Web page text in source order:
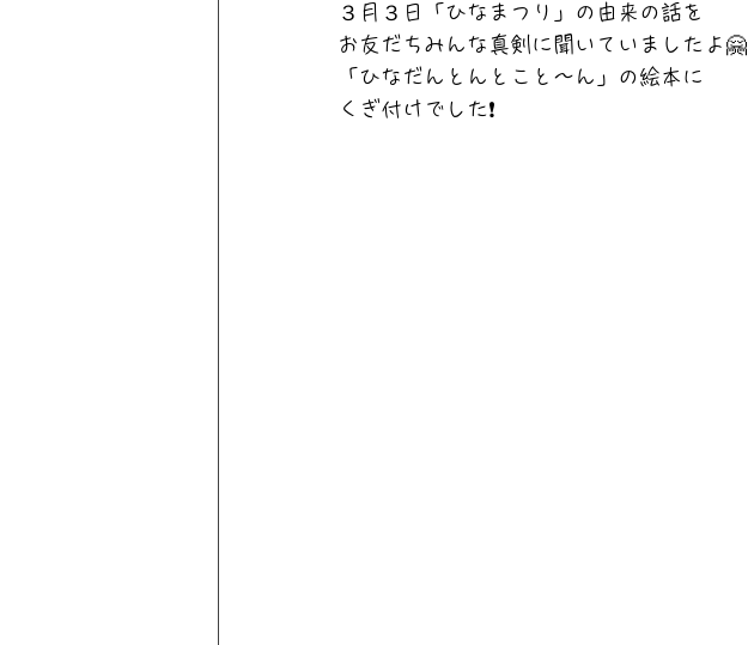
３月３日「ひなまつり」の由来の話を
お友だちみんな真剣に聞いていましたよ🤗
「ひなだんとんとこと〜ん」の絵本に
くぎ付けでした❗